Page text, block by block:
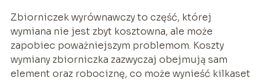
Zbiorniczek wyrównawczy to część, której
wymiana nie jest zbyt kosztowna, ale może
zapobiec poważniejszym problemom. Koszty
wymiany zbiorniczka zazwyczaj obejmują sam
element oraz robociznę, co może wynieść kilkaset